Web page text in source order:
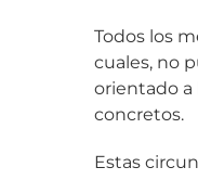
Todos los
cuales, no
orientado a
concretos.
Estas